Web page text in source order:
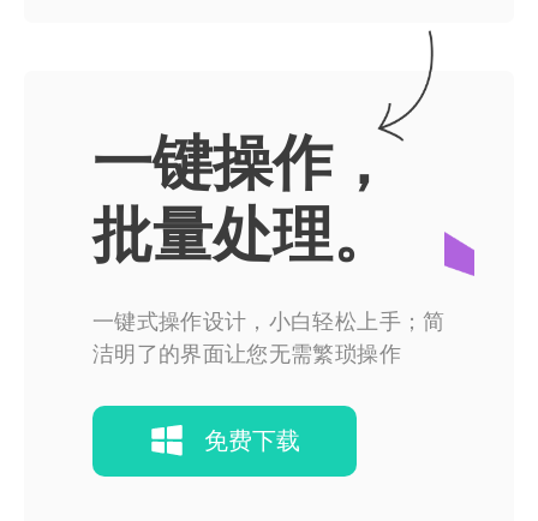
一键操作，
批量处理。
一键式操作设计，小白轻松上手；简
洁明了的界面让您无需繁琐操作
免费下载